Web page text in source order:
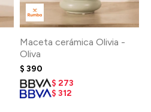
Maceta cerámica Olivia -
Oliva
$ 390
$ 273
$ 312